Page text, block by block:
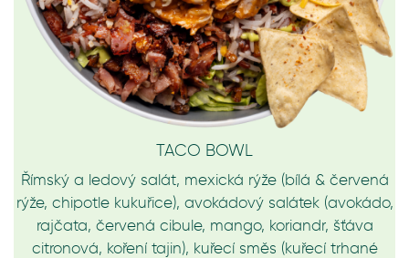
TACO BOWL
Římský a ledový salát, mexická rýže (bílá & červená
rýže, chipotle kukuřice), avokádový salátek (avokádo,
rajčata, červená cibule, mango, koriandr, šťáva
citronová, koření tajin), kuřecí směs (kuřecí trhané